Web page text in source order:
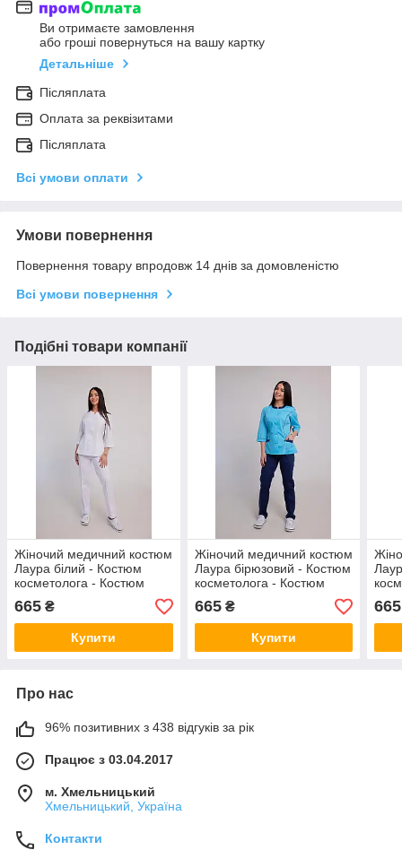
Ви отримаєте замовлення
або гроші повернуться на вашу картку
Детальніше
Післяплата
Оплата за реквізитами
Післяплата
Всі умови оплати
Умови повернення
Повернення товару впродовж 14 днів за домовленістю
Всі умови повернення
Подібні товари компанії
Жіночий медичний костюм
Лаура білий - Костюм
косметолога - Костюм
665 ₴
Купити
Жіночий медичний костюм
Лаура бірюзовий - Костюм
косметолога - Костюм
665₴
Купити
665
Про нас
96% позитивних з 438 відгуків за рік
Працює з 03.04.2017
м. Хмельницький
Хмельницький, Україна
Контакти